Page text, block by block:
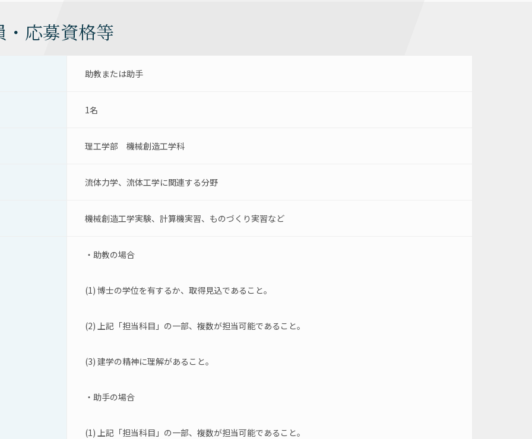
・応募資格等
助教または助手
1名
理工学部　機械創造工学科
流体力学、流体工学に関連する分野
機械創造工学実験、計算機実習、ものづくり実習など
・助教の場合
(1) 博士の学位を有するか、取得見込であること。
(2) 上記「担当科目」の一部、複数が担当可能であること。
(3) 建学の精神に理解があること。
・助手の場合
(1) 上記「担当科目」の一部、複数が担当可能であること。